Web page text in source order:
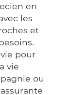
en
les
et
pour
vie
ou